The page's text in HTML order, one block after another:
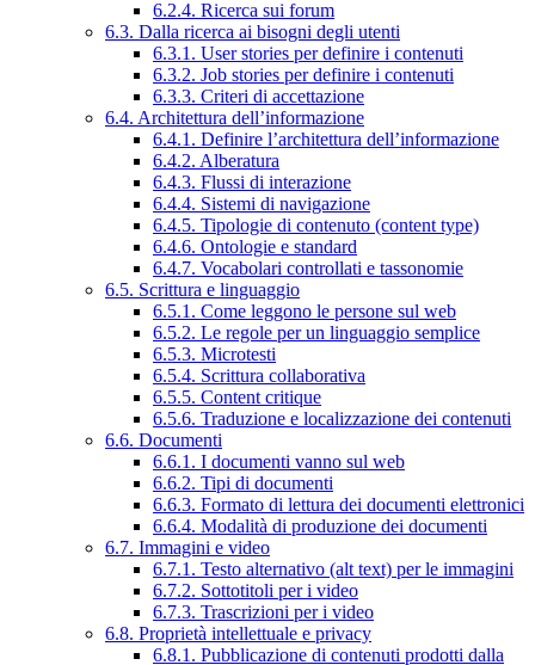
6.2.4. Ricerca sui forum
6.3. Dalla ricerca ai bisogni degli utenti
6.3.1. User stories per definire i contenuti
6.3.2. Job stories per definire i contenuti
6.3.3. Criteri di accettazione
6.4. Architettura dell’informazione
6.4.1. Definire l’architettura dell’informazione
6.4.2. Alberatura
6.4.3. Flussi di interazione
6.4.4. Sistemi di navigazione
6.4.5. Tipologie di contenuto (content type)
6.4.6. Ontologie e standard
6.4.7. Vocabolari controllati e tassonomie
6.5. Scrittura e linguaggio
6.5.1. Come leggono le persone sul web
6.5.2. Le regole per un linguaggio semplice
6.5.3. Microtesti
6.5.4. Scrittura collaborativa
6.5.5. Content critique
6.5.6. Traduzione e localizzazione dei contenuti
6.6. Documenti
6.6.1. I documenti vanno sul web
6.6.2. Tipi di documenti
6.6.3. Formato di lettura dei documenti elettronici
6.6.4. Modalità di produzione dei documenti
6.7. Immagini e video
6.7.1. Testo alternativo (alt text) per le immagini
6.7.2. Sottotitoli per i video
6.7.3. Trascrizioni per i video
6.8. Proprietà intellettuale e privacy
6.8.1. Pubblicazione di contenuti prodotti dalla